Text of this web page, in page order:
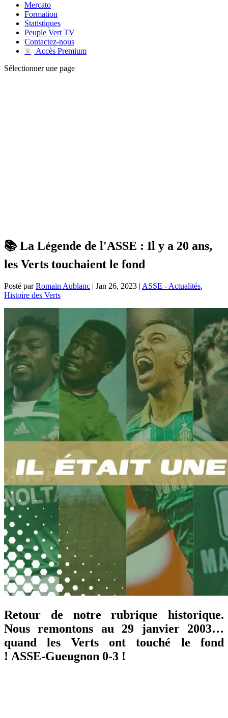
Mercato
Formation
Statistiques
Peuple Vert TV
Contactez-nous
♛
Accès Premium
Sélectionner une page
📚 La Légende de l'ASSE : Il y a 20 ans,
les Verts touchaient le fond
Posté parRomain Aublanc | Jan 26, 2023 | ASSE - Actualités,
Histoire des Verts
Retour de notre rubrique historique.
Nous remontons au 29 janvier 2003…
quand les Verts ont touché le fond
! ASSE-Gueugnon 0-3 !